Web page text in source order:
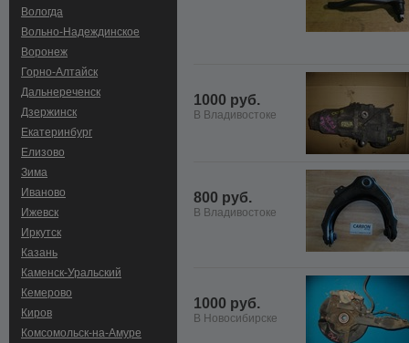
Вологда
Вольно-Hадеждинское
Воронеж
Горно-Алтайск
Дальнереченск
Дзержинск
Екатеринбург
Елизово
Зима
Иваново
Ижевск
Иркутск
Казань
Каменск-Уральский
Кемерово
Киров
Комсомольск-на-Амуре
1000 руб.
В Владивостоке
800 руб.
В Владивостоке
1000 руб.
В Новосибирске